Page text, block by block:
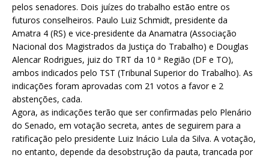
pelos senadores. Dois juízes do trabalho estão entre os
futuros conselheiros. Paulo Luiz Schmidt, presidente da
Amatra 4 (RS) e vice-presidente da Anamatra (Associação
Nacional dos Magistrados da Justiça do Trabalho) e Douglas
Alencar Rodrigues, juiz do TRT da 10 ª Região (DF e TO),
ambos indicados pelo TST (Tribunal Superior do Trabalho). As
indicações foram aprovadas com 21 votos a favor e 2
abstenções, cada.
Agora, as indicações terão que ser confirmadas pelo Plenário
do Senado, em votação secreta, antes de seguirem para a
ratificação pelo presidente Luiz Inácio Lula da Silva. A votação,
no entanto, depende da desobstrução da pauta, trancada por